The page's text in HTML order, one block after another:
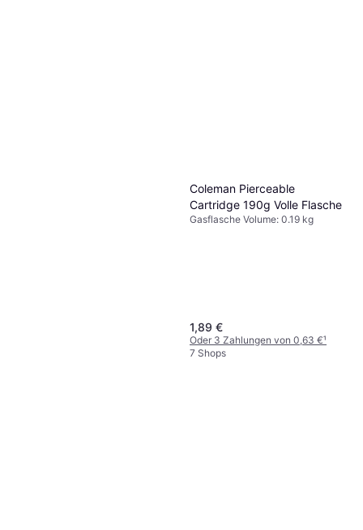
Coleman Pierceable
Cartridge 190g Volle Flasche
Gasflasche Volume: 0.19 kg
1,89 €
Oder 3 Zahlungen von 0,63 €¹
7 Shops